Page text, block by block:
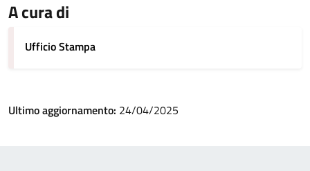
A cura di
Ufficio Stampa
Ultimo aggiornamento: 24/04/2025